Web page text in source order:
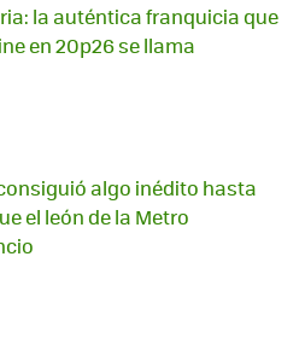
la auténtica franquicia que
en 20p26 se llama
algo inédito hasta
el león de la Metro